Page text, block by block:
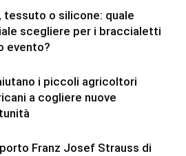
tessuto o silicone: quale
scegliere per i braccialetti
evento?
i piccoli agricoltori
a cogliere nuove
Franz Josef Strauss di